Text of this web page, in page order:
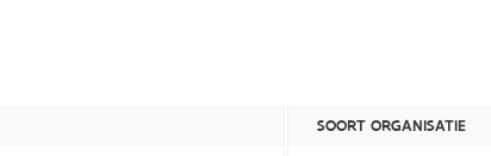
SOORT ORGANISATIE